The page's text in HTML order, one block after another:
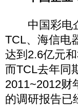
中国彩电企
TCL、海信电
达到2.6亿元
而TCL去年同
2011~2012财
的调研报告已